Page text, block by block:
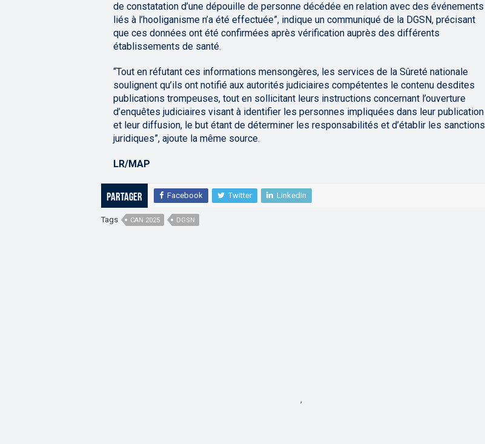
de constatation d’une dépouille de personne décédée en relation avec des événements
liés à l’hooliganisme n’a été effectuée”, indique un communiqué de la DGSN, précisant
que ces données ont été confirmées après vérification auprès des différents
établissements de santé.
“Tout en réfutant ces informations mensongères, les services de la Sûreté nationale
soulignent qu’ils ont notifié aux autorités judiciaires compétentes le contenu desdites
publications trompeuses, tout en sollicitant leurs instructions concernant l’ouverture
d’enquêtes judiciaires visant à identifier les personnes impliquées dans leur publication
et leur diffusion, le but étant de déterminer les responsabilités et d’établir les sanctions
juridiques”, ajoute la même source.
LR/MAP
Partager Facebook Twitter LinkedIn
Tags CAN 2025 DGSN
,